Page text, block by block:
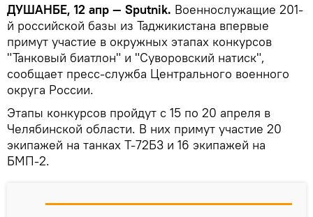
ДУШАНБЕ, 12 апр — Sputnik. Военнослужащие 201-
й российской базы из Таджикистана впервые
примут участие в окружных этапах конкурсов
"Танковый биатлон" и "Суворовский натиск",
сообщает пресс-служба Центрального военного
округа России.
Этапы конкурсов пройдут с 15 по 20 апреля в
Челябинской области. В них примут участие 20
экипажей на танках Т-72Б3 и 16 экипажей на
БМП-2.